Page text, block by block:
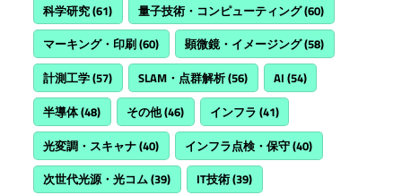
科学研究(61) 量子技術・コンピューティング(60)
マーキング・印刷(60) 顕微鏡・イメージング(58)
計測工学(57) SLAM・点群解析(56) AI (54)
半導体(48) その他(46) インフラ (41)
光変調・スキャナ(40) インフラ点検・保守(40)
次世代光源・光コム(39) IT技術(39)